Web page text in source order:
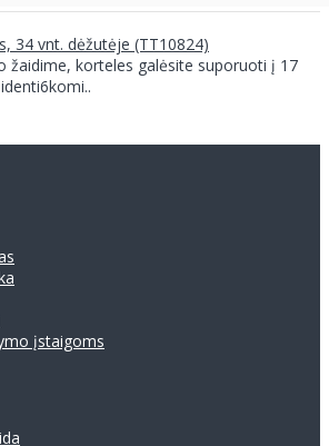
34 vnt. dėžutėje (TT10824)
žaidime, korteles galėsite suporuoti į 17
įstaigoms